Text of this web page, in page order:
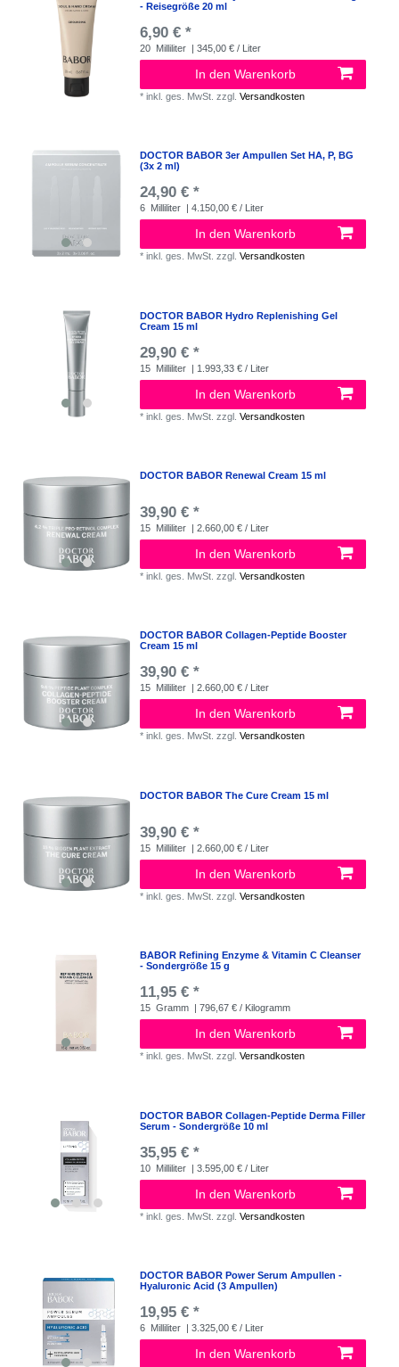
- Reisegröße 20 ml
6,90 € *
20 Milliliter | 345,00 € / Liter
In den Warenkorb
*inkl. ges. MwSt. zzgl.Versandkosten
DOCTOR BABOR 3er Ampullen Set HA, P, BG
(3x 2 ml)
24,90 € *
6 Milliliter | 4.150,00 € / Liter
In den Warenkorb
*inkl. ges. MwSt. zzgl.Versandkosten
DOCTOR BABOR Hydro Replenishing Gel
Cream 15 ml
29,90 € *
15 Milliliter | 1.993,33 € / Liter
In den Warenkorb
*inkl. ges. MwSt. zzgl.Versandkosten
DOCTOR BABOR Renewal Cream 15 ml
39,90 € *
15 Milliliter | 2.660,00 € / Liter
In den Warenkorb
*inkl. ges. MwSt. zzgl.Versandkosten
DOCTOR BABOR Collagen-Peptide Booster
Cream 15 ml
39,90 € *
15 Milliliter | 2.660,00 € / Liter
In den Warenkorb
*inkl. ges. MwSt. zzgl.Versandkosten
DOCTOR BABOR The Cure Cream 15 ml
39,90 € *
15 Milliliter | 2.660,00 € / Liter
In den Warenkorb
*inkl. ges. MwSt. zzgl.Versandkosten
BABOR Refining Enzyme & Vitamin C Cleanser
- Sondergröße 15 g
11,95 € *
15 Gramm | 796,67 € / Kilogramm
In den Warenkorb
*inkl. ges. MwSt. zzgl.Versandkosten
DOCTOR BABOR Collagen-Peptide Derma Filler
Serum - Sondergröße 10 ml
35,95 € *
10 Milliliter | 3.595,00 € / Liter
In den Warenkorb
*inkl. ges. MwSt. zzgl.Versandkosten
DOCTOR BABOR Power Serum Ampullen -
Hyaluronic Acid (3 Ampullen)
19,95 € *
6 Milliliter | 3.325,00 € / Liter
In den Warenkorb